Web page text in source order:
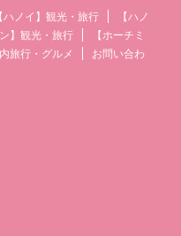
【ハノイ】観光・旅行
【ハノ
】観光・旅行
【ホーチミ
旅行・グルメ
お問い合わ